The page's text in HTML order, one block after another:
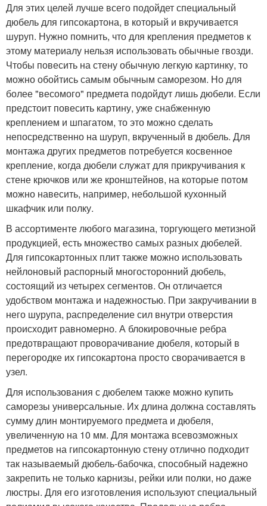
Для этих целей лучше всего подойдет специальный
дюбель для гипсокартона, в который и вкручивается
шуруп. Нужно помнить, что для крепления предметов к
этому материалу нельзя использовать обычные гвозди.
Чтобы повесить на стену обычную легкую картинку, то
можно обойтись самым обычным саморезом. Но для
более "весомого" предмета подойдут лишь дюбели. Если
предстоит повесить картину, уже снабженную
креплением и шпагатом, то это можно сделать
непосредственно на шуруп, вкрученный в дюбель. Для
монтажа других предметов потребуется косвенное
крепление, когда дюбели служат для прикручивания к
стене крючков или же кронштейнов, на которые потом
можно навесить, например, небольшой кухонный
шкафчик или полку.
В ассортименте любого магазина, торгующего метизной
продукцией, есть множество самых разных дюбелей.
Для гипсокартонных плит также можно использовать
нейлоновый распорный многосторонний дюбель,
состоящий из четырех сегментов. Он отличается
удобством монтажа и надежностью. При закручивании в
него шурупа, распределение сил внутри отверстия
происходит равномерно. А блокировочные ребра
предотвращают проворачивание дюбеля, который в
перегородке их гипсокартона просто сворачивается в
узел.
Для использования с дюбелем также можно купить
саморезы универсальные. Их длина должна составлять
сумму длин монтируемого предмета и дюбеля,
увеличенную на 10 мм. Для монтажа всевозможных
предметов на гипсокартонную стену отлично подходит
так называемый дюбель-бабочка, способный надежно
закрепить не только карнизы, рейки или полки, но даже
люстры. Для его изготовления используют специальный